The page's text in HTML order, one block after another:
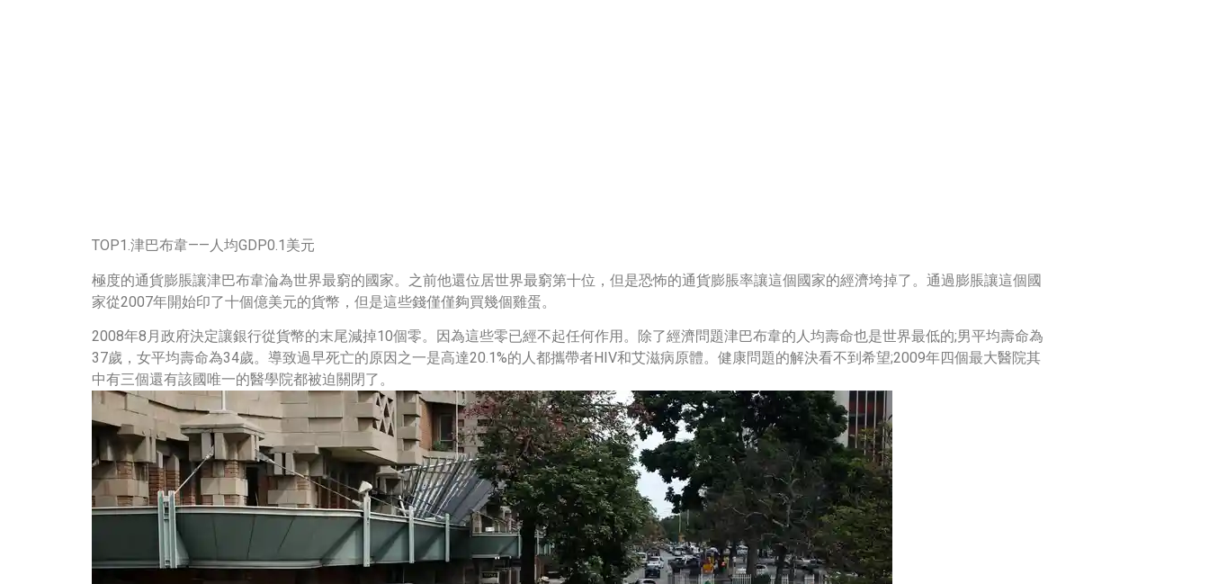
TOP1.津巴布韋——人均GDP0.1美元
極度的通貨膨脹讓津巴布韋淪為世界最窮的國家。之前他還位居世界最窮第十位，但是恐怖的通貨膨脹率讓這個國家的經濟垮掉了。通過膨脹讓這個國
家從2007年開始印了十個億美元的貨幣，但是這些錢僅僅夠買幾個雞蛋。
2008年8月政府決定讓銀行從貨幣的末尾減掉10個零。因為這些零已經不起任何作用。除了經濟問題津巴布韋的人均壽命也是世界最低的;男平均壽命為
37歲，女平均壽命為34歲。導致過早死亡的原因之一是高達20.1%的人都攜帶者HIV和艾滋病原體。健康問題的解決看不到希望;2009年四個最大醫院其
中有三個還有該國唯一的醫學院都被迫關閉了。